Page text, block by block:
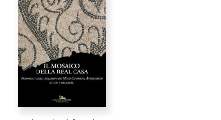
Proposte di pubblicazione
Gangemi Editore